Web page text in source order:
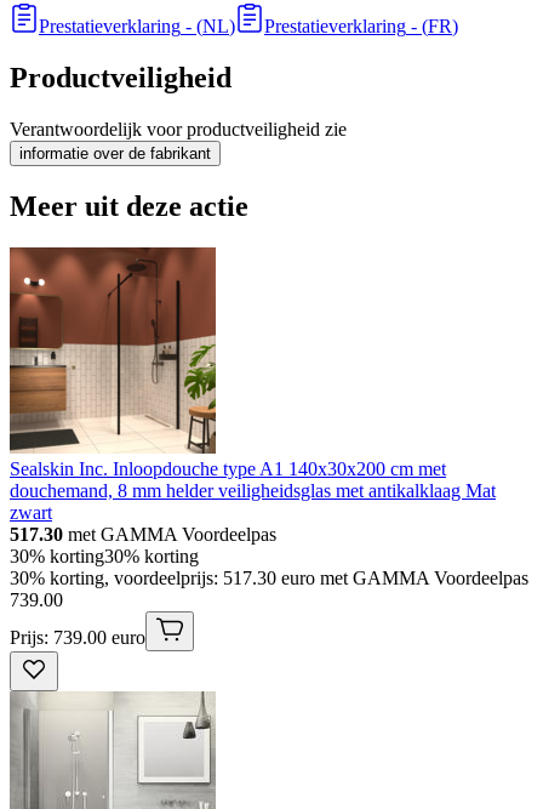
Prestatieverklaring - (NL) Prestatieverklaring - (FR)
Productveiligheid
Verantwoordelijk voor productveiligheid zie
informatie over de fabrikant
Meer uit deze actie
Sealskin Inc. Inloopdouche type A1 140x30x200 cm met
douchemand, 8 mm helder veiligheidsglas met antikalklaag Mat
zwart
517.30 met GAMMA Voordeelpas
30% korting30% korting
30% korting, voordeelprijs: 517.30 euro met GAMMA Voordeelpas
739.00
Prijs: 739.00 euro